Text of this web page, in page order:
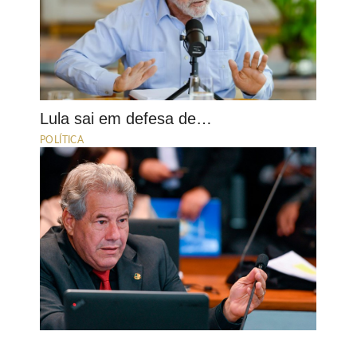
Lula sai em defesa de…
POLÍTICA